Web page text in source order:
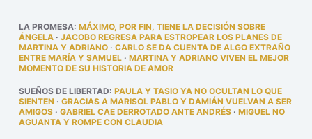
LA PROMESA: MÁXIMO, POR FIN, TIENE LA DECISIÓN SOBRE
ÁNGELA· JACOBO REGRESA PARA ESTROPEAR LOS PLANES DE
MARTINA Y ADRIANO· CARLO SE DA CUENTA DE ALGO EXTRAÑO
ENTRE MARÍA Y SAMUEL· MARTINA Y ADRIANO VIVEN EL MEJOR
MOMENTO DE SU HISTORIA DE AMOR
SUEÑOS DE LIBERTAD: PAULA Y TASIO YA NO OCULTAN LO QUE
SIENTEN · GRACIAS A MARISOL PABLO Y DAMIÁN VUELVAN A SER
AMIGOS· GABRIEL CAE DERROTADO ANTE ANDRÉS· MIGUEL NO
AGUANTA Y ROMPE CON CLAUDIA